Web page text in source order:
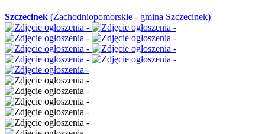
Szczecinek (Zachodniopomorskie - gmina Szczecinek)